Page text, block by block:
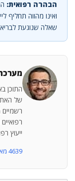
הבהרה רפואית:
ואינו מהווה תחליף
שאלה שנוגעת
התוכן
של
רשמיים
ייעוץ
4639 מאמרים נוספים